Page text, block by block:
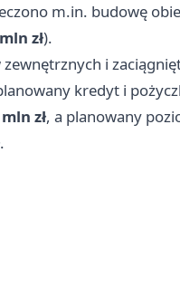
m.in. budowę
zł).
i
kredyt i
zł, a planowany
.